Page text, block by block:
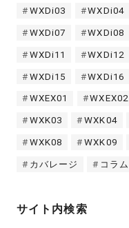
WXDi03 WXDi04
WXDi07 WXDi08
WXDi11 WXDi12
WXDi15 WXDi16
WXEX01 WXEX02
WXK03 WXK04
WXK08 WXK09
カバレージ コラム
サイト内検索